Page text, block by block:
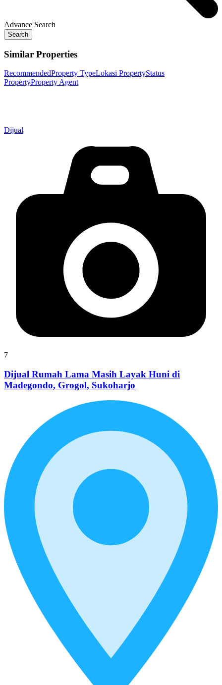
Advance Search
Search
Similar Properties
RecommendedProperty TypeLokasi PropertyStatus
PropertyProperty Agent
Dijual
7
Dijual Rumah Lama Masih Layak Huni di
Madegondo, Grogol, Sukoharjo